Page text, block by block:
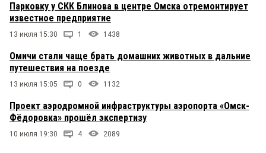
Парковку у СКК Блинова в центре Омска отремонтирует
известное предприятие
13 июля 15:30 1 1438
Омичи стали чаще брать домашних животных в дальние
путешествия на поезде
13 июля 15:05 0 1132
Проект аэродромной инфраструктуры аэропорта «Омск-
Фёдоровка» прошёл экспертизу
10 июля 19:30 4 2089